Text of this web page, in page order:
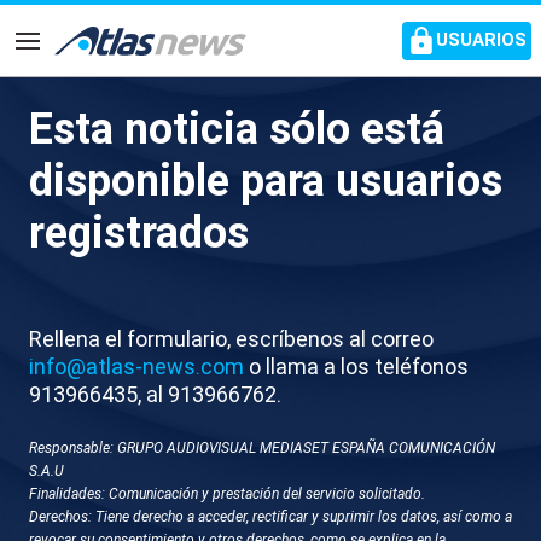
common.go-to-content
Navegación
USUARIOS
Italia inaugura los JJOO de
Invierno con el encendido
simultáneo de dos pebeteros
geométricos de Leonardo da Vinci y rinden
homenaje al sol
Esta noticia sólo está
disponible para usuarios
registrados
Rellena el formulario, escríbenos al correo
info@atlas-news.com o llama a los teléfonos
913966435, al 913966762.
Responsable: GRUPO AUDIOVISUAL MEDIASET ESPAÑA COMUNICACIÓN
S.A.U
Finalidades: Comunicación y prestación del servicio solicitado.
Derechos: Tiene derecho a acceder, rectificar y suprimir los datos, así como a